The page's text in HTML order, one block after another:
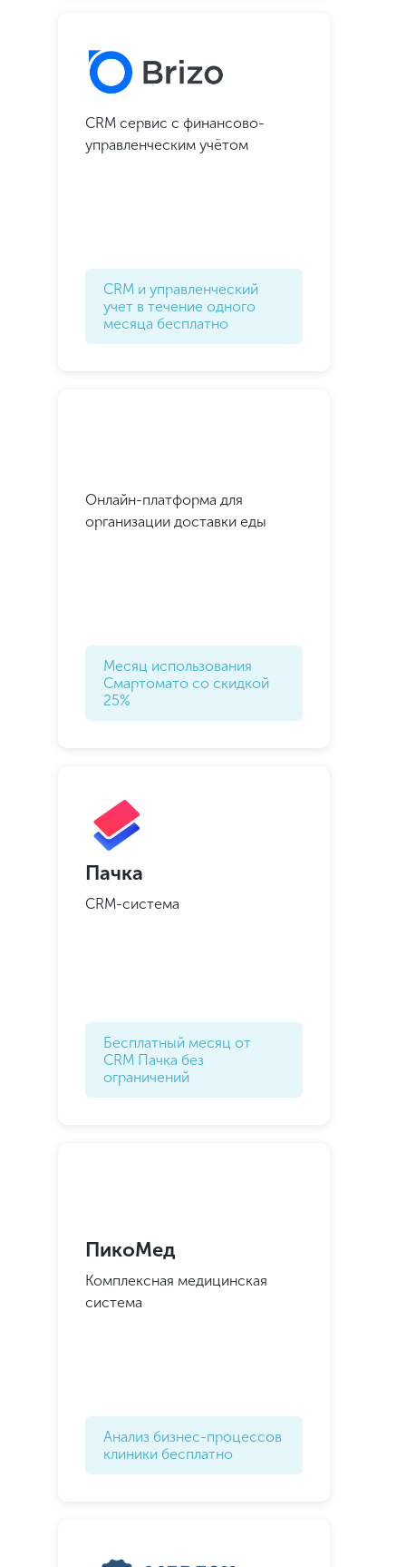
CRM сервис с финансово-
управленческим учётом
CRM и управленческий
учет в течение одного
месяца бесплатно
Онлайн-платформа для
организации доставки еды
Месяц использования
Смартомато со скидкой
25%
Пачка
CRM-система
Бесплатный месяц от
CRM Пачка без
ограничений
ПикоМед
Комплексная медицинская
система
Анализ бизнес-процессов
клиники бесплатно
Подписывайтесь в